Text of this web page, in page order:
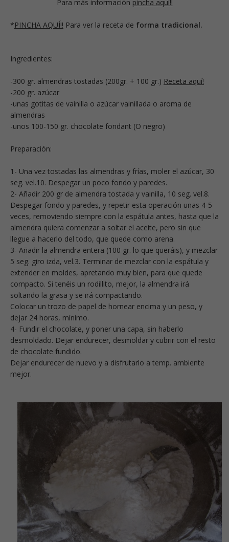
Para más información pincha aquí!!
*PINCHA AQUÍ!! Para ver la receta de forma tradicional.
Ingredientes:
-300 gr. almendras tostadas (200gr. + 100 gr.) Receta aquí!
-200 gr. azúcar
-unas gotitas de vainilla o azúcar vainillada o aroma de
almendras
-unos 100-150 gr. chocolate fondant (O negro)
Preparación:
1- Una vez tostadas las almendras y frías, moler el azúcar, 30
seg. vel.10. Despegar un poco fondo y paredes.
2- Añadir 200 gr de almendra tostada y vainilla, 10 seg. vel.8.
Despegar fondo y paredes, y repetir esta operación unas 4-5
veces, removiendo siempre con la espátula antes, hasta que la
almendra quiera comenzar a soltar el aceite, pero sin que
llegue a hacerlo del todo, que quede como arena.
3- Añadir la almendra entera (100 gr. lo que queráis), y mezclar
5 seg. giro izda, vel.3. Terminar de mezclar con la espátula y
extender en moldes, apretando muy bien, para que quede
compacto. Si tenéis un rodillito, mejor, la almendra irá
soltando la grasa y se irá compactando.
Colocar un trozo de papel de hornear encima y un peso, y
dejar 24 horas, mínimo.
4- Fundir el chocolate, y poner una capa, sin haberlo
desmoldado. Dejar endurecer, desmoldar y cubrir con el resto
de chocolate fundido.
Dejar endurecer de nuevo y a disfrutarlo a temp. ambiente
mejor.